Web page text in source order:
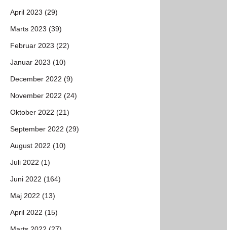
April 2023 (29)
Marts 2023 (39)
Februar 2023 (22)
Januar 2023 (10)
December 2022 (9)
November 2022 (24)
Oktober 2022 (21)
September 2022 (29)
August 2022 (10)
Juli 2022 (1)
Juni 2022 (164)
Maj 2022 (13)
April 2022 (15)